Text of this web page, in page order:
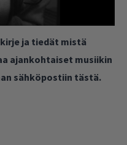
ja tiedät mistä
ajankohtaiset musiikin
sähköpostiin tästä.